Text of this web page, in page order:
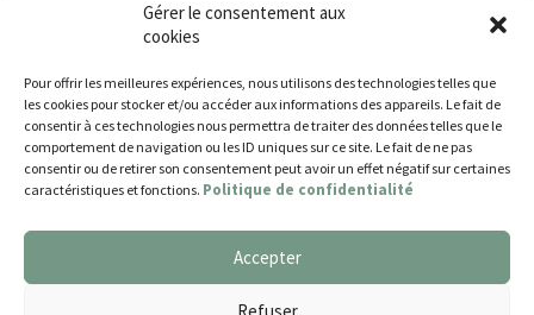
Gérer le consentement aux
cookies
Pour offrir les meilleures expériences, nous utilisons des technologies telles que
les cookies pour stocker et/ou accéder aux informations des appareils. Le fait de
consentir à ces technologies nous permettra de traiter des données telles que le
comportement de navigation ou les ID uniques sur ce site. Le fait de ne pas
consentir ou de retirer son consentement peut avoir un effet négatif sur certaines
caractéristiques et fonctions. Politique de confidentialité
Accepter
Refuser
Service technique
rue de Montry–77700 Chessy
Tél. 01 60 43 52 63
Horaires d’ouverture
Lundi, mardi et jeudi
De 9h à 11h45 et de 14h30 à 17h30
Nous utilisons des cookies pour vous offrir la meilleure